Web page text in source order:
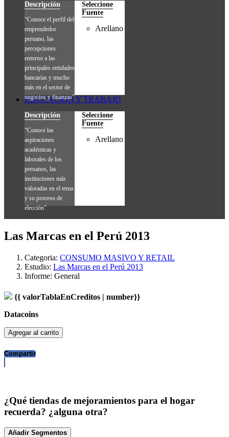
Descripción
“Conoce el perfil del
emprendedor
peruano, las
percepciones
entorno a las
principales entidades
bancarias y mucho
más en el sector de
negocios y finanzas”
Seleccione
Fuente
Arellano
EDUCACIÓN Y TRABAJO
Descripción
“Conoce las
aspiraciones
académicas y
laborales de los
peruanos, las
instituciones más
valoradas en el tema
y su proceso de
elección”
Seleccione
Fuente
Arellano
Las Marcas en el Perú 2013
Categoria: CONSUMO MASIVO Y RETAIL
Estudio: Las Marcas en el Perú 2013
Informe: General
{{ valorTablaEnCreditos | number}}
Datacoins
Agregar al carrito
Compartir
¿Qué tiendas de mejoramientos para el hogar
recuerda? ¿alguna otra?
Añadir Segmentos